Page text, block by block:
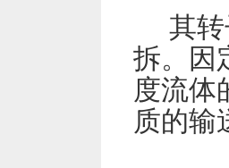
其转
拆。因
度流体
质的输